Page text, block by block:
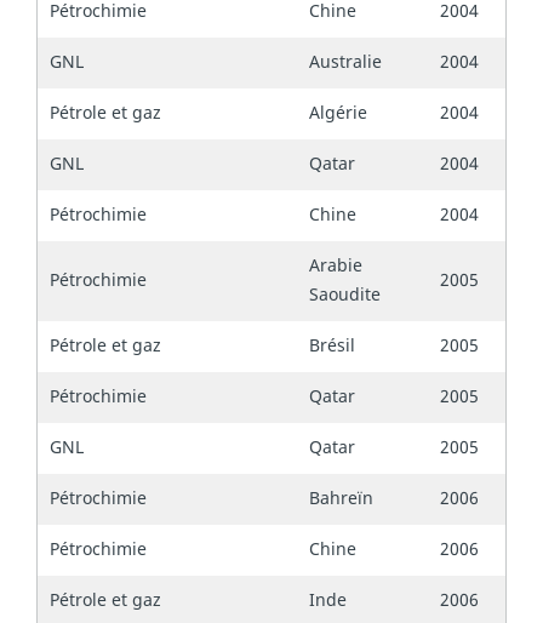
Pétrochimie
Chine
2004
GNL
Australie
2004
Pétrole et gaz
Algérie
2004
GNL
Qatar
2004
Pétrochimie
Chine 2004
Pétrochimie
Arabie
Saoudite
2005
Pétrole et gaz Brésil
2005
Pétrochimie
Qatar
2005
GNL
Qatar
2005
Pétrochimie
Bahreïn
2006
Pétrochimie
Chine
2006
Pétrole et gaz
Inde
2006